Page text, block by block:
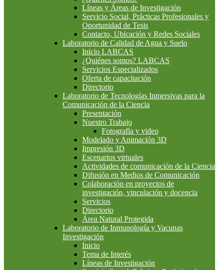
Líneas y Áreas de Investigación
Servicio Social, Prácticas Profesionales y
Oportunidad de Tesis
Contacto, Ubicación y Redes Sociales
Laboratorio de Calidad de Agua y Suelo
Inicio LABCAS
¿Quiénes somos? LABCAS
Servicios Especializados
Oferta de capacitación
Directorio
Laboratorio de Tecnologías Inmersivas para la
Comunicación de la Ciencia
Presentación
Nuestro Trabajo
Fotografía y video
Modelado y Animación 3D
Impresión 3D
Escenarios virtuales
Actividades de comunicación de la Ciencia
Difusión en Medios de Comunicación
Colaboración en proyectos de
investigación, vinculación y docencia
Servicios
Directorio
Área Natural Protegida
Laboratorio de Inmunología y Vacunas
Investigación
Inicio
Tema de Interés
Líneas de Investigación